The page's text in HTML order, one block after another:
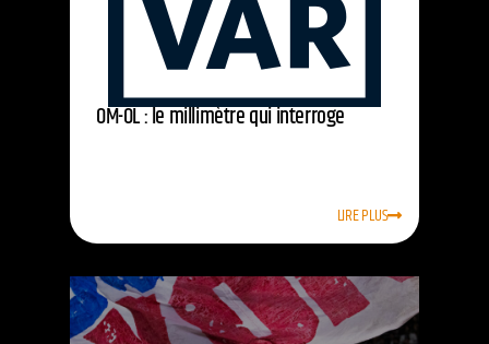
OM-OL : le millimètre qui interroge
LIRE PLUS